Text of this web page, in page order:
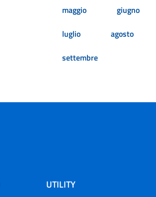
maggio
giugno
luglio
agosto
settembre
UTILITY